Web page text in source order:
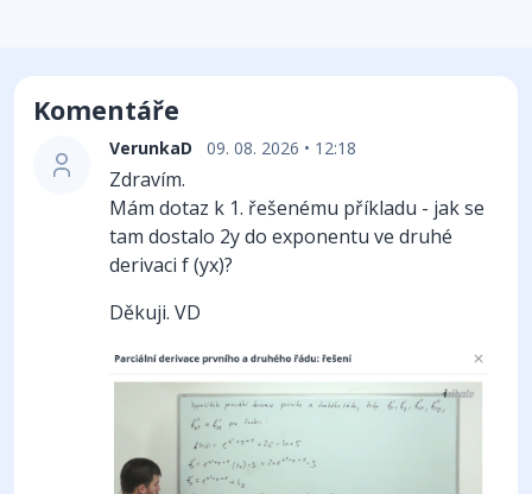
Komentáře
VerunkaD 09. 08. 2026 • 12:18
Zdravím.
Mám dotaz k 1. řešenému příkladu - jak se
tam dostalo 2y do exponentu ve druhé
derivaci f (yx)?
Děkuji. VD